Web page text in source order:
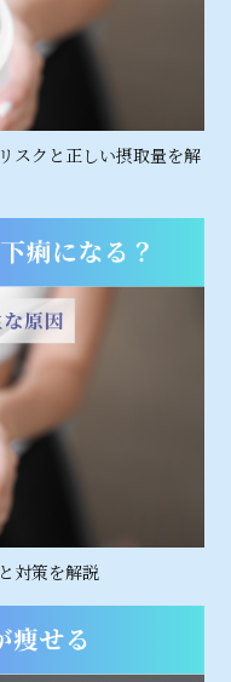
スクと正しい摂取量を解
対策を解説